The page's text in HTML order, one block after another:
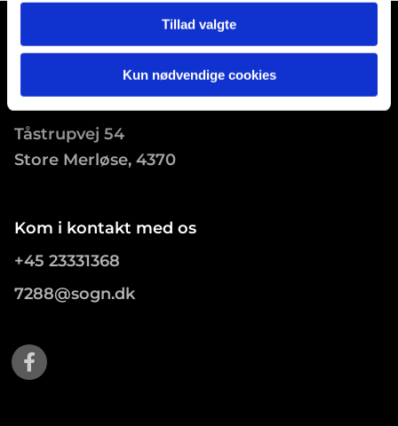
Tillad valgte
Kun nødvendige cookies
Store Tåstrup Kirke
Tåstrupvej 54
Store Merløse, 4370
Kom i kontakt med os
+45 23331368
7288@sogn.dk